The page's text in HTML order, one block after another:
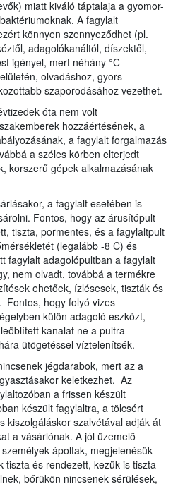
miatt kiváló táptalaja a gyomor-
A fagylalt
könnyen szennyeződhet (pl.
adagolókanáltól, díszektől,
igényel, mert néhány °C
olvadáshoz, gyors
szaporodásához vezethet.
óta nem volt
hozzáértésének, a
a fagylalt forgalmazás
a széles körben elterjedt
korszerű gépek alkalmazásának
a fagylalt esetében is
Fontos, hogy az árusítópult
tiszta, pormentes, és a fagylaltpult
(legalább -8 C) és
fagylalt adagolópultban a fagylalt
nem olvadt, továbbá a termékre
ehetőek, ízlésesek, tiszták és
Fontos, hogy folyó vizes
külön adagoló eszközt,
kanalat ne a pultra
ütögetéssel víztelenítsék.
jégdarabok, mert az a
keletkezhet. Az
a frissen készült
készült fagylaltra, a tölcsért
kiszolgáláskor szalvétával adják át
a vásárlónak. A jól üzemelő
ápoltak, megjelenésük
tiszta és rendezett, kezük is tiszta
bőrükön nincsenek sérülések,